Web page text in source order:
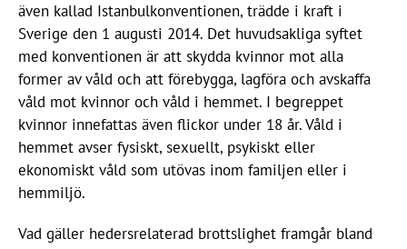
även kallad Istanbulkonventionen, trädde i kraft i
Sverige den 1 augusti 2014. Det huvudsakliga syftet
med konventionen är att skydda kvinnor mot alla
former av våld och att förebygga, lagföra och avskaffa
våld mot kvinnor och våld i hemmet. I begreppet
kvinnor innefattas även flickor under 18 år. Våld i
hemmet avser fysiskt, sexuellt, psykiskt eller
ekonomiskt våld som utövas inom familjen eller i
hemmiljö.
Vad gäller hedersrelaterad brottslighet framgår bland